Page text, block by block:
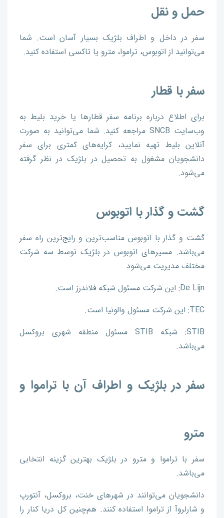
حمل و نقل
سفر در داخل و اطراف بلژیک بسیار آسان است. شما
می‌توانید از اتوبوس، تراموا، مترو یا تاکسی استفاده کنید.
سفر با قطار
برای اطلاع درباره برنامه سفر قطارها یا خرید بلیط به
وب‌سایت SNCB مراجعه کنید. شما می‌توانید به صورت
آنلاین بلیط تهیه نمایید، کرایه‌های کمتری برای سفر
دانشجویان مشغول به تحصیل در بلژیک در نظر گرفته
می‌شود.
گشت و گذار با اتوبوس
گشت و گذار با اتوبوس مناسب‌ترین و رایج‌ترین راه سفر
می‌باشد. مسیر‌های اتوبوس در بلژیک توسط سه شرکت
مختلف مدیریت می‌شود
De Lijn: این شرکت مسئول شبکه فلاندرز است.
TEC: این شرکت مسئول والونیا است.
STIB: شبکه STIB مسئول منطقه شهری بروکسل
می‌باشد.
سفر در بلژیک و اطراف آن با تراموا و
مترو
سفر با تراموا و مترو در بلژیک بهترین گزینه انتخابی
می‌باشد.
دانشجویان می‌توانند در شهر‌های خنت، بروکسل، آنتورپ
و شارلروآ از تراموا استفاده کنند. هم‌چنین کل دریا کنار را